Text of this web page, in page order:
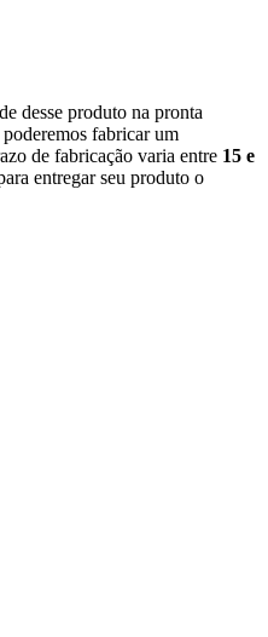
desse produto na pronta
fabricar um
de fabricação varia entre 15 e
entregar seu produto o